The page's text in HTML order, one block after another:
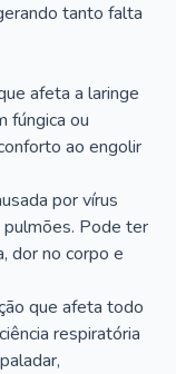
tanto falta
afeta a laringe
fúngica ou
ao engolir
por vírus
Pode ter
dor no corpo e
que afeta todo
respiratória